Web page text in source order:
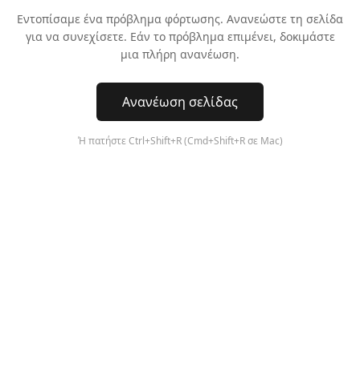
Εντοπίσαμε ένα πρόβλημα φόρτωσης. Ανανεώστε τη σελίδα
για να συνεχίσετε. Εάν το πρόβλημα επιμένει, δοκιμάστε
μια πλήρη ανανέωση.
Ανανέωση σελίδας
Ή πατήστε Ctrl+Shift+R (Cmd+Shift+R σε Mac)